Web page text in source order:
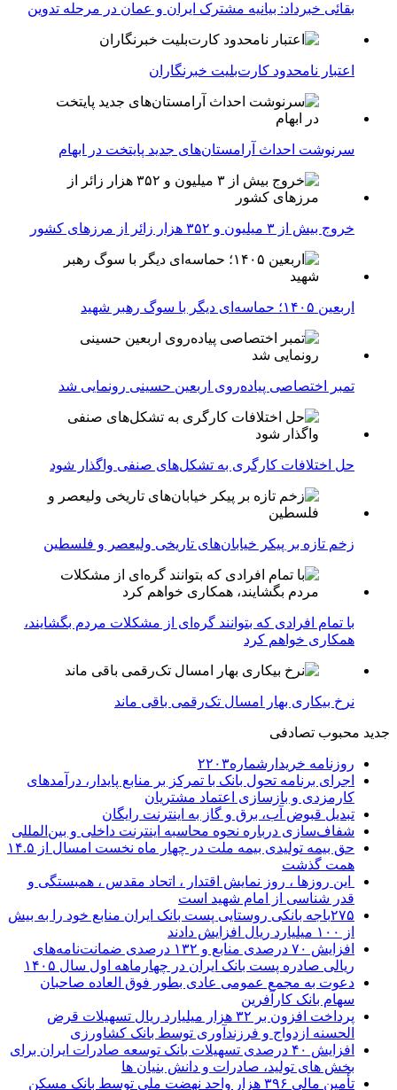
بقائی خبرداد: بیانیه مشترک ایران و عمان در مرحله تدوین
اعتبار نامحدود کارت‌بلیت خبرنگاران
سرنوشت احداث آرامستان‌های جدید پایتخت در ابهام
خروج بیش از ۳ میلیون و ۳۵۲ هزار زائر از مرزهای کشور
اربعین ۱۴۰۵؛ حماسه‌ای دیگر با سوگ رهبر شهید
تمبر اختصاصی پیاده‌روی اربعین حسینی رونمایی شد
حل اختلافات کارگری به تشکل‌های صنفی واگذار شود
زخم تازه بر پیکر خیابان‌های تاریخی ولیعصر و فلسطین
با تمام افرادی که بتوانند گره‌ای از مشکلات مردم بگشایند،
همکاری خواهم کرد
نرخ بیکاری بهار امسال تک‌رقمی باقی ماند
جدید محبوب تصادفی
روزنامه خریدارشماره۲۲۰۳
اجرای برنامه تحول بانک با تمرکز بر منابع پایدار، درآمدهای
کارمزدی و بازسازی اعتماد مشتریان
تبدیل قبوض آب، برق و گاز به اینترنت رایگان
شفاف‌سازی درباره نحوه محاسبه اینترنت داخلی و بین‌المللی
حق بیمه تولیدی بیمه ملت در چهار ماه نخست امسال از ۱۴.۵
همت گذشت
این روزها ، روز نمایش اقتدار ، اتحاد مقدس ، همبستگی و
قدر شناسی از امام شهید است
۲۷۵باجه بانکی روستایی پست بانک ایران منابع خود را به بیش
از ۱۰۰ میلیارد ریال افزایش دادند
افزایش ۷۰ درصدی منابع و ۱۳۲ درصدی ضمانت‌نامه‌های
ریالی صادره پست بانک ایران در چهارماهه اول سال ۱۴۰۵
دعوت به مجمع عمومی عادی بطور فوق العاده صاحبان
سهام بانک کارآفرین
پرداخت افزون بر ۳۲ هزار میلیارد ریال تسهیلات قرض
الحسنه ازدواج و فرزندآوری توسط بانک کشاورزی
افزایش ۴۰ درصدی تسهیلات بانک توسعه صادرات ایران برای
بخش های تولید، صادرات و دانش بنیان ها
تأمین مالی ۳۹۶ هزار واحد نهضت ملی توسط بانک مسکن